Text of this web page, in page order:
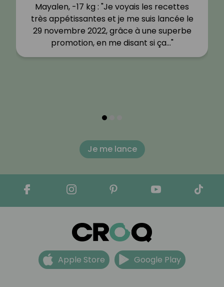
Mayalen, -17 kg : "Je voyais les recettes
très appétissantes et je me suis lancée le
29 novembre 2022, grâce à une superbe
promotion, en me disant si ça…"
Je me lance
Apple Store Google Play